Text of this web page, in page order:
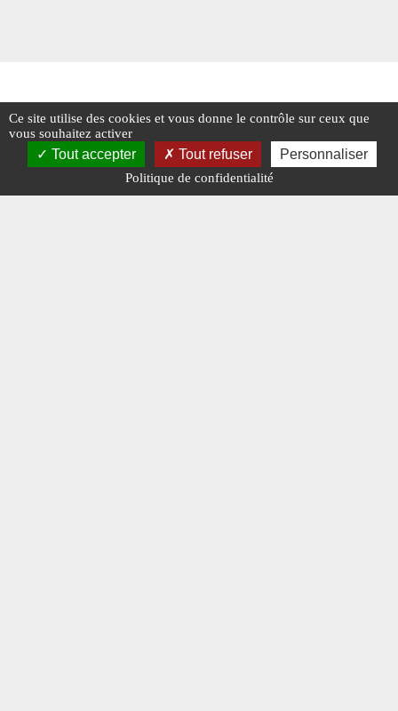
Ce site utilise des cookies et vous donne le contrôle sur ceux que
vous souhaitez activer
Tout accepter Tout refuser Personnaliser
Politique de confidentialité